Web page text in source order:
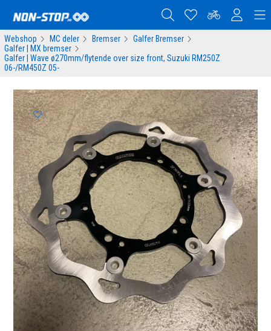
Webshop MC deler Bremser
Galfer Bremser
Galfer | MX bremser
Galfer | Wave ø270mm/flytende over size front, Suzuki RM250Z
06-/RM450Z 05-